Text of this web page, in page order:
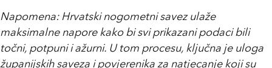
Napomena: Hrvatski nogometni savez ulaže
maksimalne napore kako bi svi prikazani podaci bili
točni, potpuni i ažurni. U tom procesu, ključna je uloga
županijskih saveza i povjerenika za natjecanje koji su